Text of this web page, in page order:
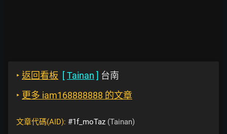
‣ 返回看板 [Tainan ] 台南
‣ 更多 iam168888888 的文章
文章代碼(AID): #1f_moTaz (Tainan)